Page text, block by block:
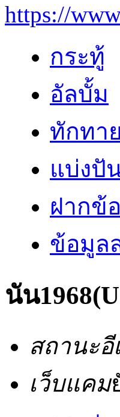
https://
กระทู้
อัลบั้ม
ทักทาย
แบ่งปั
ฝากข้
ข้อมูล
นัน1968
สถานะอี
เว็บแคม